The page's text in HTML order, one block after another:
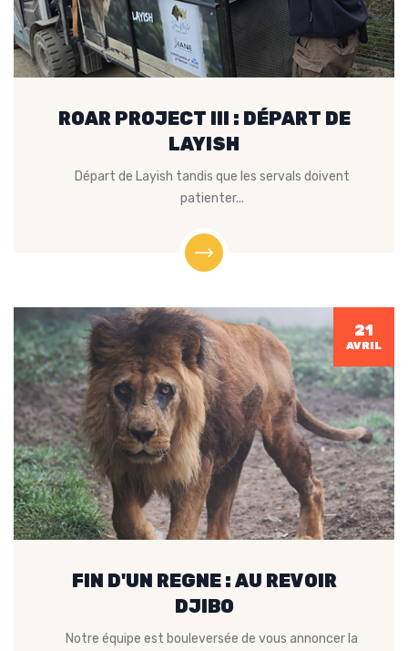
ROAR PROJECT III : DÉPART DE
LAYISH
Départ de Layish tandis que les servals doivent
patienter...
21
AVRIL
FIN D'UN REGNE : AU REVOIR
DJIBO
Notre équipe est bouleversée de vous annoncer la